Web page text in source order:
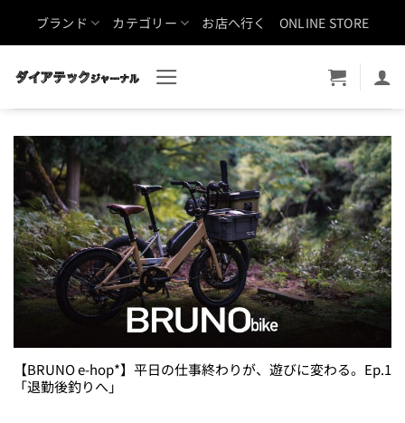
ブランド カテゴリー お店へ行く ONLINE STORE
【BRUNO e-hop*】平日の仕事終わりが、遊びに変わる。Ep.1
「退勤後釣りへ」